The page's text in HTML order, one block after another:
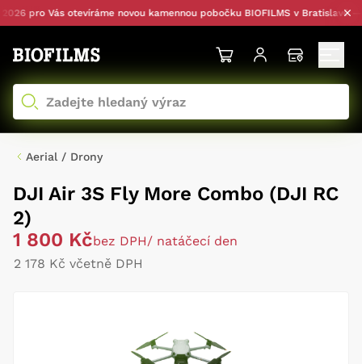
pro Vás otevíráme novou kamennou pobočku BIOFILMS v Bratislavě —
Aerial / Drony
DJI Air 3S Fly More Combo (DJI RC
2)
1 800 Kčbez DPH/ natáčecí den
2 178 Kč včetně DPH